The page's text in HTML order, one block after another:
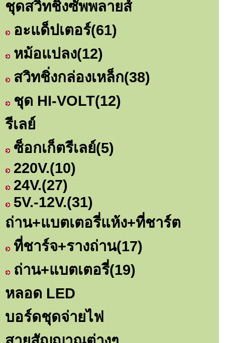
ชุดสวิทชิ่งซัพพลายส์
อะแด็ปเตอร์(61)
หม้อแปลง(12)
สวิทชิ่งกล่องเหล็ก(38)
ชุด HI-VOLT(12)
รีเลย์
ซ็อกเก็ตรีเลย์(5)
220V.(10)
24V.(27)
5V.-12V.(31)
ถ่าน+แบตเตอรี่แห้ง+ที่ชาร์ต
ที่ชาร์จ+รางถ่าน(17)
ถ่าน+แบตเตอรี่(19)
หลอด LED
บอร์ดชุดจ่ายไฟ